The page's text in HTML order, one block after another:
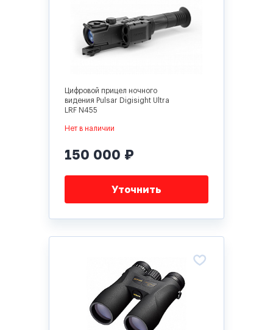
Цифровой прицел ночного
видения Pulsar Digisight Ultra
LRF N455
Нет в наличии
150 000 ₽
Уточнить